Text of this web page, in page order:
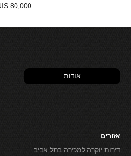
80,000 NIS
אודות
אזורים
דירות יוקרה למכירה בתל אביב